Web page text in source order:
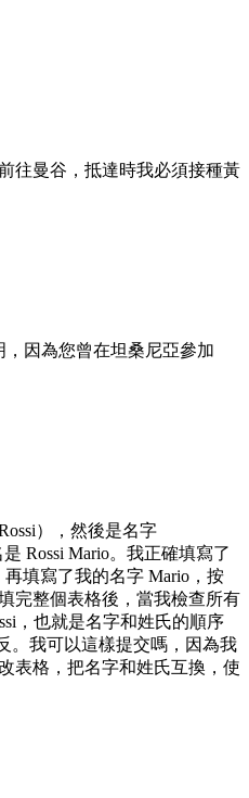
往曼谷，抵達時我必須接種黃
因為您曾在坦桑尼亞參加
），然後是名字
Rossi Mario。我正確填寫了
填寫了我的名字 Mario，按
完整個表格後，當我檢查所有
，也就是名字和姓氏的順序
。我可以這樣提交嗎，因為我
表格，把名字和姓氏互換，使